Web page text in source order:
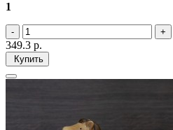
1
349.3 р.
Купить